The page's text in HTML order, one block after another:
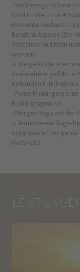
- Wellnessgutschein
Wahl im Wert von €
Elemente-Wellness-
Bergkräuterölen (Der
Vollzahler und kann
werden.)
- Eine geführte
drei weitere geführte
duftenden
- Feine
Frühlingsgemüse
- Morgen-Yoga auf der
- Elemente-Ausflugs-
organisieren wir gerne
(Aufpreis)